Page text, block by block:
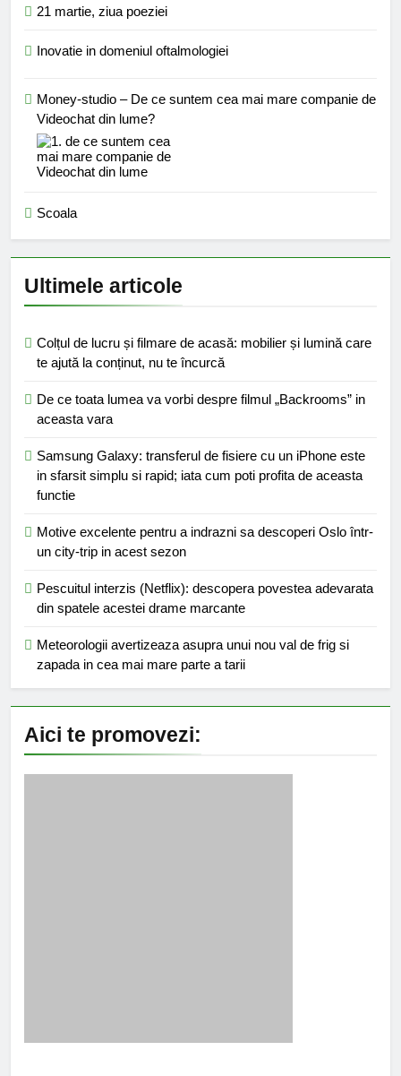
21 martie, ziua poeziei
Inovatie in domeniul oftalmologiei
Money-studio – De ce suntem cea mai mare companie de
Videochat din lume?
Scoala
Ultimele articole
Colțul de lucru și filmare de acasă: mobilier și lumină care
te ajută la conținut, nu te încurcă
De ce toata lumea va vorbi despre filmul „Backrooms” in
aceasta vara
Samsung Galaxy: transferul de fisiere cu un iPhone este
in sfarsit simplu si rapid; iata cum poti profita de aceasta
functie
Motive excelente pentru a indrazni sa descoperi Oslo într-
un city-trip in acest sezon
Pescuitul interzis (Netflix): descopera povestea adevarata
din spatele acestei drame marcante
Meteorologii avertizeaza asupra unui nou val de frig si
zapada in cea mai mare parte a tarii
Aici te promovezi: